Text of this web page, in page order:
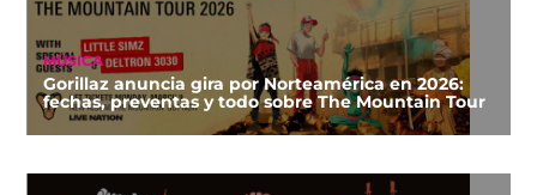
MÚSICA
Gorillaz anuncia gira por Norteamérica en 2026:
fechas, preventas y todo sobre The Mountain Tour